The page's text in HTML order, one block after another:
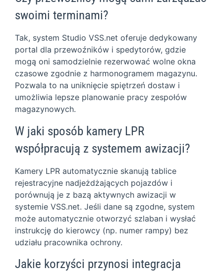
swoimi terminami?
Tak, system Studio VSS.net oferuje dedykowany
portal dla przewoźników i spedytorów, gdzie
mogą oni samodzielnie rezerwować wolne okna
czasowe zgodnie z harmonogramem magazynu.
Pozwala to na uniknięcie spiętrzeń dostaw i
umożliwia lepsze planowanie pracy zespołów
magazynowych.
W jaki sposób kamery LPR
współpracują z systemem awizacji?
Kamery LPR automatycznie skanują tablice
rejestracyjne nadjeżdżających pojazdów i
porównują je z bazą aktywnych awizacji w
systemie VSS.net. Jeśli dane są zgodne, system
może automatycznie otworzyć szlaban i wysłać
instrukcję do kierowcy (np. numer rampy) bez
udziału pracownika ochrony.
Jakie korzyści przynosi integracja